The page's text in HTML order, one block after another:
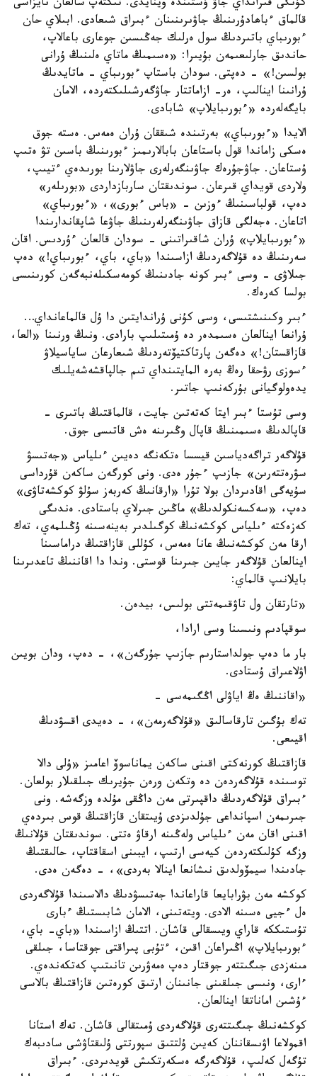
كۇنگى قىرانداي جاۋ ۇستىندە وينايدى. تىكتەپ سالعان نايزاسى
قالماق ءباھادۇرىنىڭ جاۋىرىنىنان ءبىراق شىعادى. ابىلاي حان
ءبورىباي باتىردىڭ سول ەرلىك جەڭىسىن جوعارى باعالاپ،
حاندىق جارلىعىمەن بۇيىرا: «ەسىمىڭ ماتاي ەلىنىڭ ۇرانى
بولسىن!» - دەپتى. سودان باستاپ ءبورىباي - ماتايدىڭ
ۇرانىنا اينالىپ، ەر- ازاماتتار جاۋگەرشىلىكتەردە، الامان
بايگەلەردە «ءبورىبايلاپ» شابادى.
الايدا «ءبورىباي» بەرتىندە شىققان ۇران ەمەس. ەستە جوق
ەسكى زاماندا قول باستاعان بابالارىمىز ءبورىنىڭ باسىن تۋ ەتىپ
ۇستاعان. جاۋجۇرەك جاۋىنگەرلەرى جاۋلارىنا بورىدەي ءتيىپ،
ولاردى قويداي قىرعان. سوندىقتان ساربازداردى «بورىلەر»
دەپ، قولباسىنىڭ ءوزىن - «باس ءبورى»، «ءبورىباي»
اتاعان. ەجەلگى قازاق جاۋىنگەرلەرىنىڭ جاۋعا شاپقاندارىندا
«ءبورىبايلاپ» ۇران شاقىراتىنى - سودان قالعان ءۇردىس. اقان
سەرىنىڭ دە قۇلاگەردىڭ ازاسىندا «باي، باي، ءبورىباي!» دەپ
جىلاۋى - وسى ءبىر كونە جادىنىڭ كومەسكىلەنبەگەن كورىنىسى
بولسا كەرەك.
ءبىر وكىنىشتىسى، وسى كۇنى ۇراندايتىن دا ۇل قالماعانداي…
ۇرانعا اينالعان ەسىمدەر دە ۇمىتىلىپ بارادى. ونىڭ ورنىنا «العا،
قازاقستان!» دەگەن پارتاكتيۆتەردىڭ شىعارعان ساياسيلاۋ
ءسوزى رۋحقا رەڭ بەرە المايتىنداي تىم جالپاقشەشەيلىك
يدەولوگيانى بۇركەنىپ جاتىر.
وسى تۇستا ءبىر ايتا كەتەتىن جايت، قالماقتىڭ باتىرى -
قاپالدىڭ ەسىمىنىڭ قاپال وڭىرىنە ەش قاتىسى جوق.
قۇلاگەر تراگەدياسىن قيسسا ەتكەنگە دەيىن ءىلياس «جەتىسۋ
سۋرەتتەرىن» جازىپ ءجۇر ەدى. ونى كورگەن ساكەن قۇرداسى
سۇيەگى اقادىردان بولا تۇرا «ارقانىڭ كەربەز سۇلۋ كوكشەتاۋى»
دەپ، «سەكسەنكولدىڭ» ماڭىن جىرلاي باستادى. ەندىگى
كەزەكتە ءىلياس كوكشەنىڭ كوگىلدىر بەينەسىنە ۇڭىلمەي، تەك
ارقا مەن كوكشەنىڭ عانا ەمەس، كۇللى قازاقتىڭ دراماسىنا
اينالعان قۇلاگەر جايىن جىرىنا قوستى. وندا دا اقاننىڭ تاعدىرىنا
بايلانىپ قالماي:
«تارتقان ول تاۋقىمەتتى بولىس، بيدەن.
سوقپادىم ونىسىنا وسى ارادا،
بار ما دەپ جولداستارىم جازىپ جۇرگەن»، - دەپ، ودان بويىن
اۋلاعىراق ۇستادى.
«اقاننىڭ ەڭ اياۋلى اڭگىمەسى -
تەك بۇگىن تارقاسالىق «قۇلاگەرمەن»، - دەيدى اقسۋدىڭ
اقيىعى.
قازاقتىڭ كورنەكتى اقىنى ساكەن يماناسوۆ اعامىز «ۇلى دالا
توسىندە قۇلاگەردەن دە وتكەن ورەن جۇيرىك جىلقىلار بولعان.
ءبىراق قۇلاگەردىڭ داقپىرتى مەن داڭقى مۇلدە وزگەشە. ونى
جىرىمەن اسپانداعى جۇلدىزدى ۇيىتقان قازاقتىڭ قوس بىردەي
اقىنى اقان مەن ءىلياس ولەڭىنە ارقاۋ ەتتى. سوندىقتان قۇلانىڭ
وزگە كۇلىكتەردەن كيەسى ارتىپ، ايبىنى اسقاقتاپ، حالىقتىڭ
جادىندا سيمۆولدىق نىشانعا اينالا بەردى»، - دەگەن ەدى.
كوكشە مەن بۋرابايعا قاراعاندا جەتىسۋدىڭ دالاسىندا قۇلاگەردى
ەل ءجيى ەسىنە الادى. ويتەتىنى، الامان شابىستىڭ ءبارى
تۇستىككە قاراي ويىسقالى قاشان. اتتىڭ ازاسىندا «باي- باي،
ءبورىبايلاپ» اڭىراعان اقىن، ءتۇبى پىراقتى جوقتاسا، جىلقى
مىنەزدى جىگىتتەر جوقتار دەپ ەمەۋرىن تانىتىپ كەتكەندەي.
ءارى، ونىسى جىلقىنى جانىنان ارتىق كورەتىن قازاقتىڭ بالاسى
ءۇشىن اماناتقا اينالعان.
كوكشەنىڭ جىگىتتەرى قۇلاگەردى ۇمىتقالى قاشان. تەك استانا
اقمولاعا اۋىسقاننان كەيىن ۇلتتىق سپورتتى ۇلىقتاۋشى سادىبەك
تۇگەل كەلىپ، قۇلاگەرگە ەسكەرتكىش قويدىردى. ءبىراق